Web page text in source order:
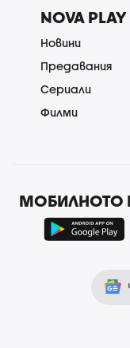
NOVA PLAY
Новини
Предавания
Сериали
Филми
МОБИЛНОТО